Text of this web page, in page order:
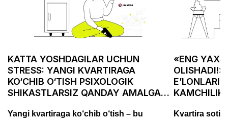
KATTA YOSHDAGILAR UCHUN
STRESS: YANGI KVARTIRAGA
KO‘CHIB O‘TISH PSIXOLOGIK
SHIKASTLARSIZ QANDAY AMALGA
Yangi kvartiraga ko‘chib o‘tish – bu
«ENG
Kvartira